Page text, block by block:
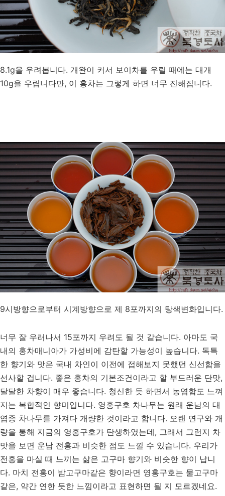
8.1g을 우려봅니다. 개완이 커서 보이차를 우릴 때에는 대개
10g을 우립니다만, 이 홍차는 그렇게 하면 너무 진해집니다.
9시방향으로부터 시계방향으로 제 8포까지의 탕색변화입니다.
너무 잘 우러나서 15포까지 우려도 될 것 같습니다. 아마도 국
내의 홍차매니아가 가성비에 감탄할 가능성이 높습니다. 독특
한 향기와 맛은 국내 차인이 이전에 접해보지 못했던 신선함을
선사할 겁니다. 좋은 홍차의 기본조건이라고 할 부드러운 단맛,
달달한 차향이 매우 좋습니다. 청신한 듯 하면서 농염함도 느껴
지는 복합적인 향미입니다. 영홍구호 차나무는 원래 운남의 대
엽종 차나무를 가져다 개량한 것이라고 합니다. 오랜 연구와 개
량을 통해 지금의 영홍구호가 탄생하였는데, 그래서 그런지 차
맛을 보면 운남 전홍과 비슷한 점도 느낄 수 있습니다. 우리가
전홍을 마실 때 느끼는 삶은 고구마 향기와 비슷한 향이 납니
다. 마치 전홍이 밤고구마같은 향이라면 영홍구호는 물고구마
같은, 약간 연한 듯한 느낌이라고 표현하면 될 지 모르겠네요.